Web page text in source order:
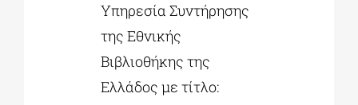
Υπηρεσία Συντήρησης
της Εθνικής
Βιβλιοθήκης της
Ελλάδος με τίτλο: